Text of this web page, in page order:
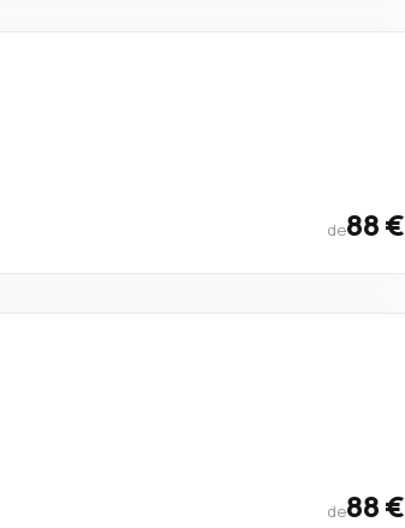
de88 €
de88 €